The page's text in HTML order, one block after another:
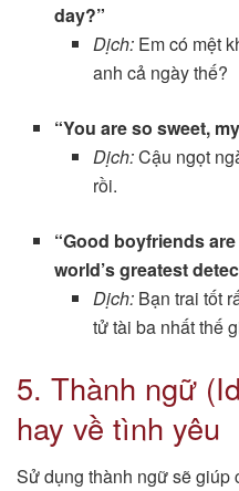
day?”
Dịch:Em có mệt
anh cả ngày thế?
“You are so sweet,
Dịch:Cậu ngọt
rồi.
“Good boyfriends
world’s greatest
Dịch:Bạn trai tốt
tử tài ba nhất thế
5. Thành ngữ
hay về tình yêu
Sử dụng thành ngữ sẽ giúp